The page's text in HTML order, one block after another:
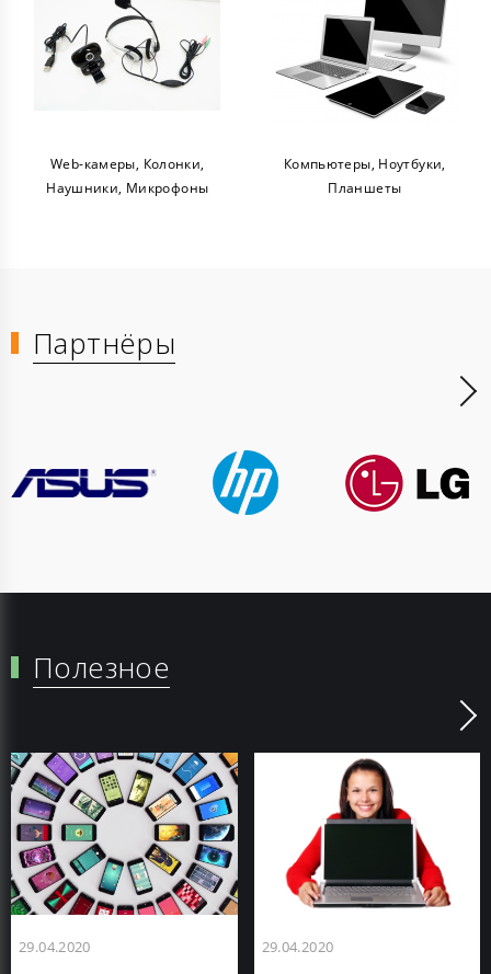
Web-камеры, Колонки,
Наушники, Микрофоны
Компьютеры, Ноутбуки,
Планшеты
Партнёры
Полезное
29.04.2020 29.04.2020